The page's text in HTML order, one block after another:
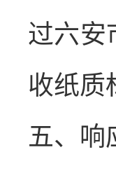
过六安
收纸质
五、响